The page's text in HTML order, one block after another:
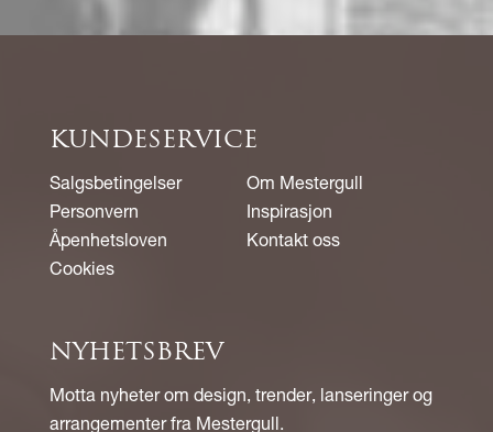
KUNDESERVICE
Salgsbetingelser
Personvern
Åpenhetsloven
Cookies
Om Mestergull
Inspirasjon
Kontakt oss
NYHETSBREV
Motta nyheter om design, trender, lanseringer og
arrangementer fra Mestergull.